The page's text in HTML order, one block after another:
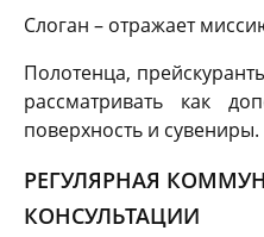
Слоган – отражает
Полотенца,
рассматривать как
поверхность и сувениры.
РЕГУЛЯРНАЯ
КОНСУЛЬТАЦИИ